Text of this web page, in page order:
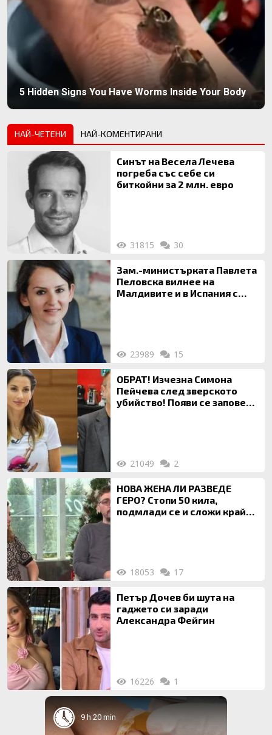
5 Hidden Signs You Have Worms Inside Your Body
НАЙ-ЧЕТЕНИ НАЙ-КОМЕНТИРАНИ
Синът на Весела Лечева
погреба със себе си
биткойни за 2 млн. евро
31815 30
Зам.-министърката Павлета
Пеловска вилнее на
Малдивите и в Испания с
23989 15
ОБРАТ! Изчезна Симона
Пейчева след зверското
убийство! Появи се заповед
21049 2
НОВА ЖЕНА ЛИ РАЗВЕДЕ
ГЕРО? Стопи 50 кила,
подмлади се и сложи край
18053 17
Петър Дочев би шута на
гаджето си заради
Александра Фейгин
16226 1
9 h 20 min